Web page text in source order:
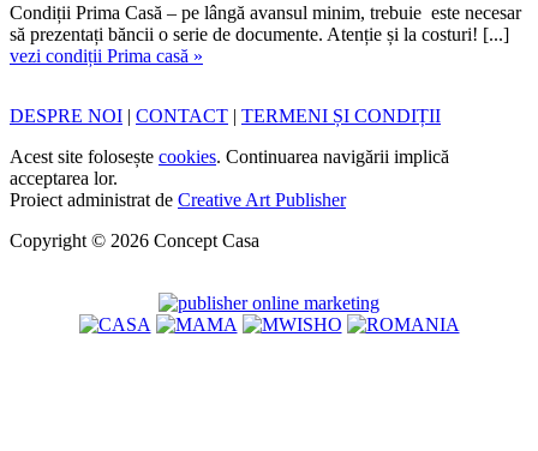
Condiții Prima Casă – pe lângă avansul minim, trebuie este necesar
să prezentați băncii o serie de documente. Atenție și la costuri! [...]
vezi condiții Prima casă »
DESPRE NOI | CONTACT | TERMENI ȘI CONDIȚII
Acest site folosește cookies. Continuarea navigării implică
acceptarea lor.
Proiect administrat de Creative Art Publisher
Copyright © 2026 Concept Casa